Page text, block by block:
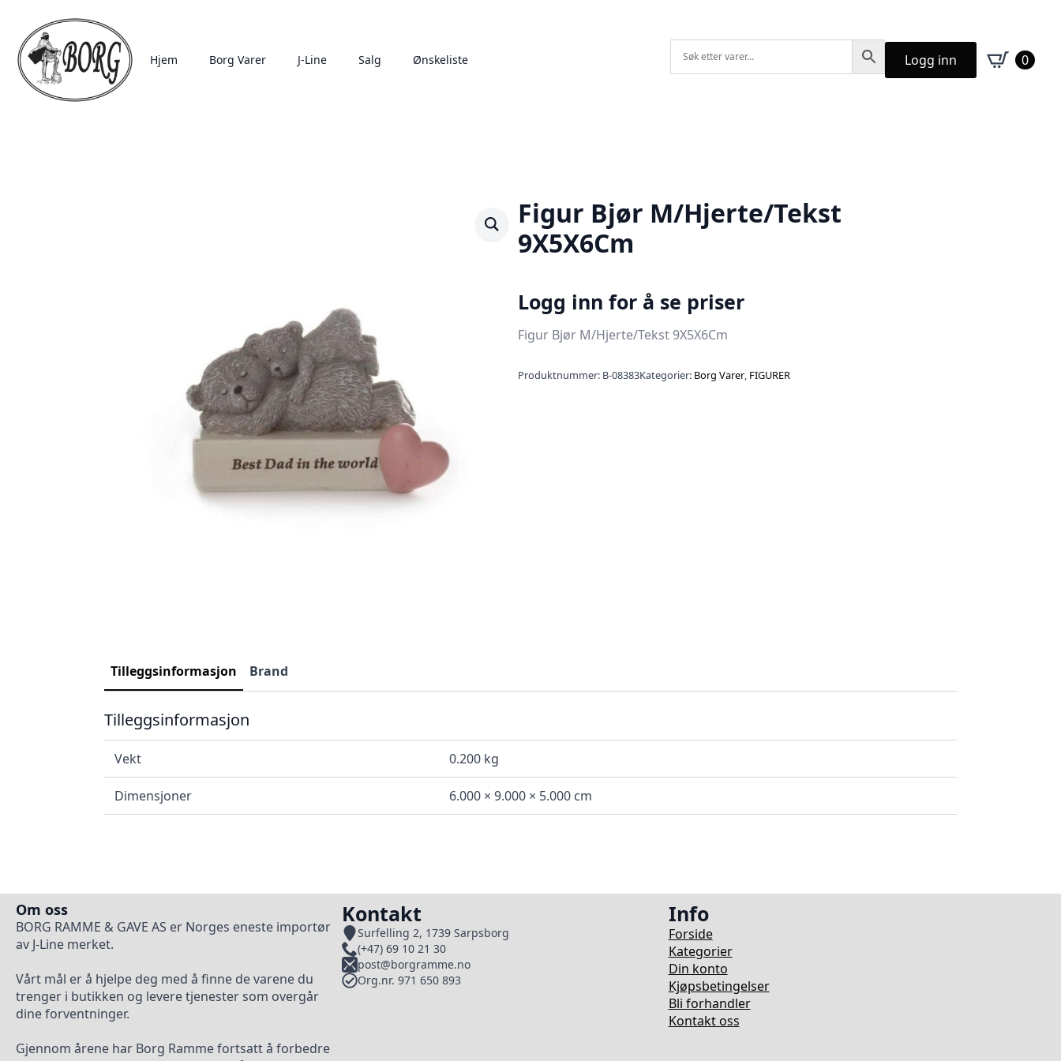
Hjem Borg Varer J-Line Salg Ønskeliste Logg inn 0
Figur Bjør M/Hjerte/Tekst
9X5X6Cm
Logg inn for å se priser
Figur Bjør M/Hjerte/Tekst 9X5X6Cm
Produktnummer: B-08383Kategorier: Borg Varer, FIGURER
Tilleggsinformasjon Brand
Tilleggsinformasjon
Vekt 0.200 kg
Dimensjoner 6.000 × 9.000 × 5.000 cm
Om oss
BORG RAMME & GAVE AS er Norges eneste importør
av J-Line merket.
Vårt mål er å hjelpe deg med å finne de varene du
trenger i butikken og levere tjenester som overgår
dine forventninger.
Gjennom årene har Borg Ramme fortsatt å forbedre
Kontakt
Surfelling 2, 1739 Sarpsborg
(+47) 69 10 21 30
post@borgramme.no
Org.nr. 971 650 893
Info
Forside
Kategorier
Din konto
Kjøpsbetingelser
Bli forhandler
Kontakt oss